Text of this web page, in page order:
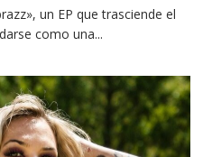
un EP que trasciende el
como una...